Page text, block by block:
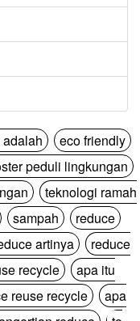
eco friendly
peduli lingkungan
teknologi ramah
sampah
reduce
artinya
reduce
recycle
apa itu
reuse recycle
apa